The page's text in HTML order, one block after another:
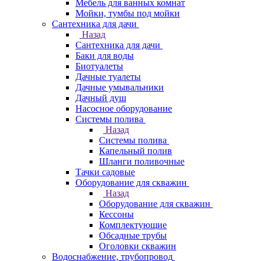
Мебель для ванных комнат
Мойки, тумбы под мойки
Сантехника для дачи
Назад
Сантехника для дачи
Баки для воды
Биотуалеты
Дачные туалеты
Дачные умывальники
Дачный душ
Насосное оборудование
Системы полива
Назад
Системы полива
Капельный полив
Шланги поливочные
Тачки садовые
Оборудование для скважин
Назад
Оборудование для скважин
Кессоны
Комплектующие
Обсадные трубы
Оголовки скважин
Водоснабжение, трубопровод